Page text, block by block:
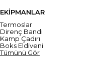
EKİPMANLAR
Termoslar
Direnç Bandı
Kamp Çadırı
Boks Eldiveni
Tümünü Gör